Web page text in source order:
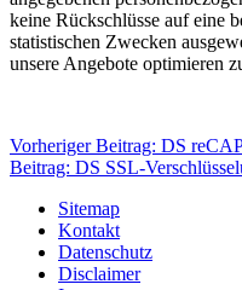
keine Rückschlüsse auf eine
statistischen Zwecken
unsere Angebote optimieren
Vorheriger Beitrag: DS
Beitrag: DS SSL-
Sitemap
Kontakt
Datenschutz
Disclaimer